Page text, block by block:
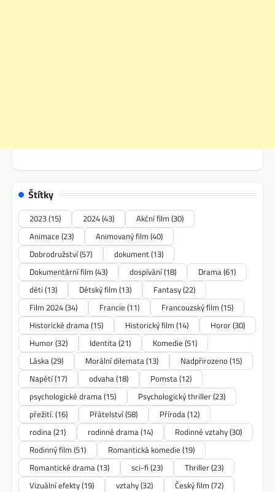
Štítky
2023(15) 2024(43) Akční film (30)
Animace (23) Animovaný film (40)
Dobrodružství(57) dokument(13)
Dokumentární film (43) dospívání(18) Drama(61)
děti (13) Dětský film (13) Fantasy(22)
Film 2024(34) Francie (11) Francouzský film (15)
Historické drama(15) Historický film (14) Horor(30)
Humor(32) Identita(21) Komedie (51)
Láska(29) Morální dilemata(13) Nadpřirozeno(15)
Napětí(17) odvaha(18) Pomsta(12)
psychologické drama(15) Psychologický thriller(23)
přežití. (16) Přátelství(58) Příroda(12)
rodina(21) rodinné drama(14) Rodinné vztahy(30)
Rodinný film (51) Romantická komedie (19)
Romantické drama(13) sci-fi (23) Thriller(23)
Vizuální efekty(19) vztahy(32) Český film (72)